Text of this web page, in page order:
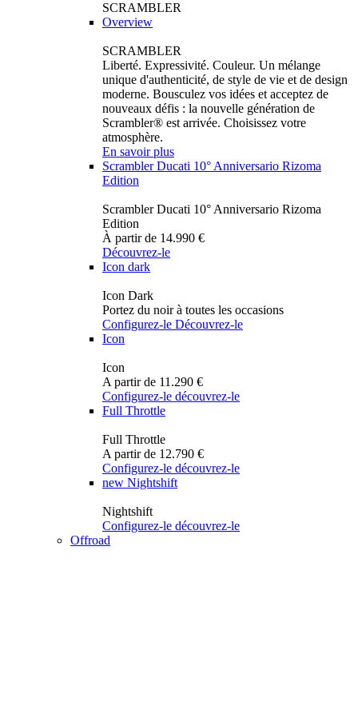
SCRAMBLER
Overview
SCRAMBLER
Liberté. Expressivité. Couleur. Un mélange
unique d'authenticité, de style de vie et de design
moderne. Bousculez vos idées et acceptez de
nouveaux défis : la nouvelle génération de
Scrambler® est arrivée. Choisissez votre
atmosphère.
En savoir plus
Scrambler Ducati 10° Anniversario Rizoma
Edition
Scrambler Ducati 10° Anniversario Rizoma
Edition
À partir de 14.990 €
Découvrez-le
Icon dark
Icon Dark
Portez du noir à toutes les occasions
Configurez-le Découvrez-le
Icon
Icon
A partir de 11.290 €
Configurez-le découvrez-le
Full Throttle
Full Throttle
A partir de 12.790 €
Configurez-le découvrez-le
new Nightshift
Nightshift
Configurez-le découvrez-le
Offroad